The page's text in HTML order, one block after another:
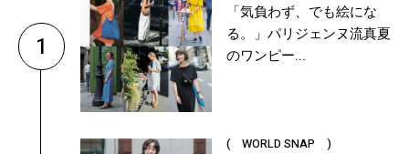
1
「気負わず、でも絵にな
る。」パリジェンヌ流真夏
のワンピー...
( WORLD SNAP )